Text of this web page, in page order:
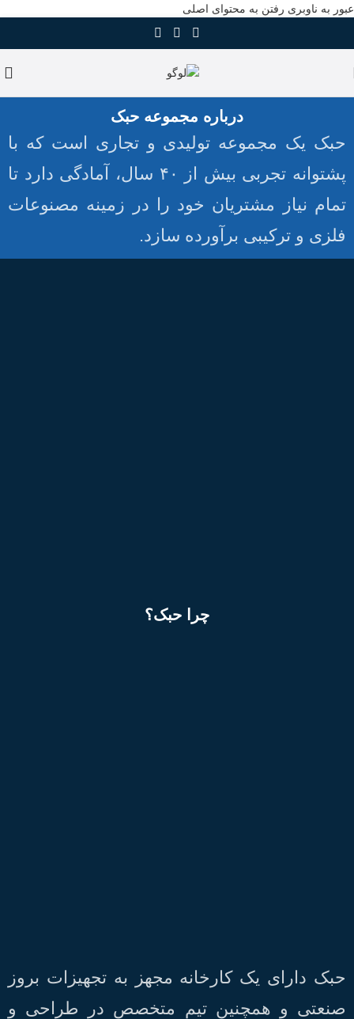
عبور به ناوبری رفتن به محتوای اصلی
درباره مجموعه حبک
حبک یک مجموعه تولیدی و تجاری است که با
پشتوانه تجربی بیش از ۴۰ سال، آمادگی دارد تا
تمام نیاز مشتریان خود را در زمینه مصنوعات
فلزی و ترکیبی برآورده سازد.
چرا حبک؟
حبک دارای یک کارخانه مجهز به تجهیزات بروز
صنعتی و همچنین تیم متخصص در طراحی و